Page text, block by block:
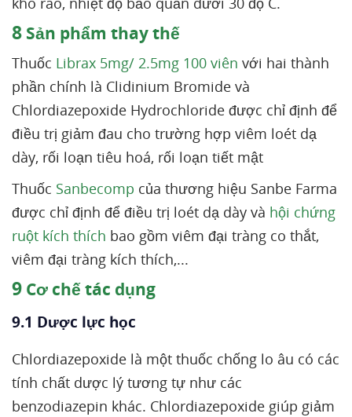
8 Sản phẩm thay thế
Thuốc Librax 5mg/ 2.5mg 100 viên với hai thành
phần chính là Clidinium Bromide và
Chlordiazepoxide Hydrochloride được chỉ định để
điều trị giảm đau cho trường hợp viêm loét dạ
dày, rối loạn tiêu hoá, rối loạn tiết mật
Thuốc Sanbecomp của thương hiệu Sanbe Farma
được chỉ định để điều trị loét dạ dày và hội chứng
ruột kích thích bao gồm viêm đại tràng co thắt,
viêm đại tràng kích thích,...
9 Cơ chế tác dụng
9.1 Dược lực học
Chlordiazepoxide là một thuốc chống lo âu có các
tính chất dược lý tương tự như các
benzodiazepin khác. Chlordiazepoxide giúp giảm